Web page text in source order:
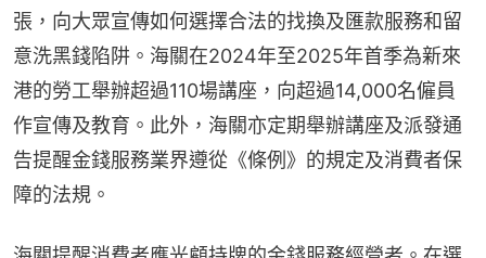
張，向大眾宣傳如何選擇合法的找換及匯款服務和留
意洗黑錢陷阱。海關在2024年至2025年首季為新來
港的勞工舉辦超過110場講座，向超過14,000名僱員
作宣傳及教育。此外，海關亦定期舉辦講座及派發通
告提醒金錢服務業界遵從《條例》的規定及消費者保
障的法規。